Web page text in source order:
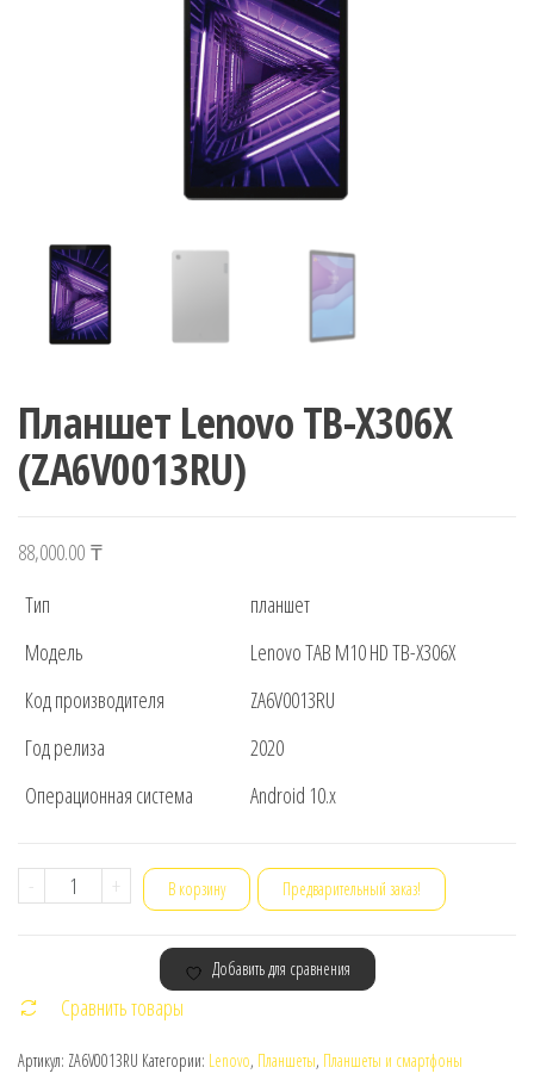
Планшет Lenovo TB-X306X
(ZA6V0013RU)
88,000.00 ₸
Тип
планшет
Модель
Lenovo TAB M10 HD TB-X306X
Код производителя
ZA6V0013RU
Год релиза
2020
Операционная система
Android 10.x
-
Количество
TB-
X306X
+ В корзину Предварительный заказ!
Добавить для сравнения
Сравнить товары
Артикул: ZA6V0013RU Категории: Lenovo, Планшеты, Планшеты и смартфоны